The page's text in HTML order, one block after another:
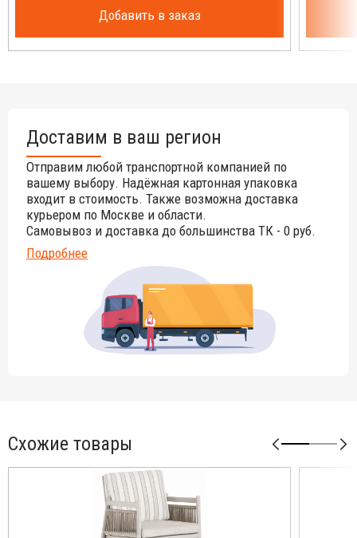
Добавить в заказ
Доставим в ваш регион
Отправим любой транспортной компанией по
вашему выбору. Надёжная картонная упаковка
входит в стоимость. Также возможна доставка
курьером по Москве и области.
Самовывоз и доставка до большинства ТК - 0 руб.
Подробнее
Схожие товары